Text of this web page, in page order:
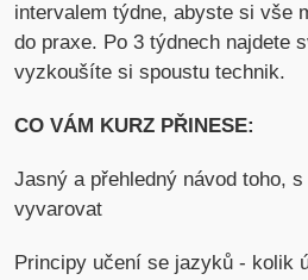
intervalem týdne, abyste si vše
do praxe. Po 3 týdnech najdete
vyzkoušíte si spoustu technik.
CO VÁM KURZ PŘINESE:
Jasný a přehledný návod toho,
vyvarovat
Principy učení se jazyků - kolik